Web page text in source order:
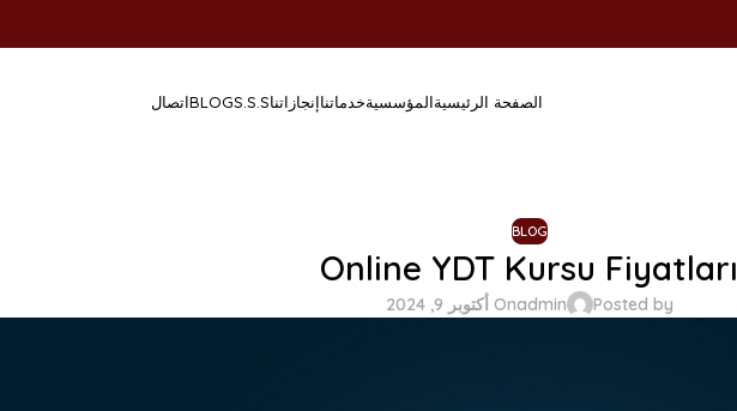
الصفحة الرئيسيةالمؤسسيةخدماتناإنجازاتناS.S.S
BLOGاتصال
BLOG
Online YDT Kursu Fiyatları
Posted by
adminOn أكتوبر 9, 2024